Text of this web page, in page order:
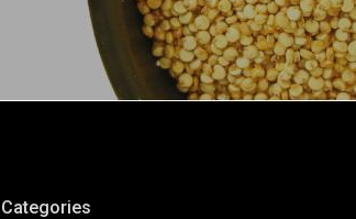
Categories